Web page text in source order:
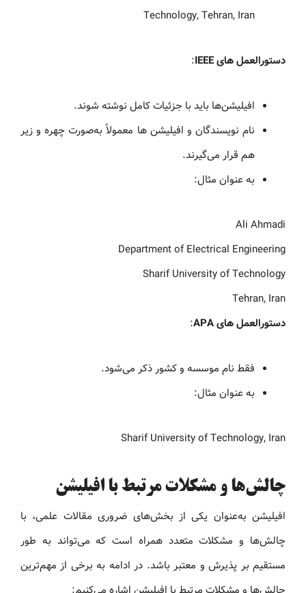
Technology, Tehran, Iran
دستورالعمل های IEEE :
افیلیشن‌ها باید با جزئیات کامل نوشته شوند.
نام نویسندگان و افیلیشن ها معمولاً به‌صورت چهره و زیر
هم قرار می‌گیرند.
به عنوان مثال:
Ali Ahmadi
Department of Electrical Engineering
Sharif University of Technology
Tehran, Iran
دستورالعمل های APA
:
فقط نام موسسه و کشور ذکر می‌شود.
به عنوان مثال:
Sharif University of Technology, Iran
چالش‌ها و مشکلات مرتبط با افیلیشن
افیلیشن به‌عنوان یکی از بخش‌های ضروری مقالات علمی، با
چالش‌ها و مشکلات متعدد همراه است که می‌تواند به طور
مستقیم بر پذیرش و معتبر باشد. در ادامه به برخی از مهم‌ترین